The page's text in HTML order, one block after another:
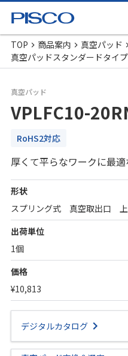
TOP 商品案内
真空パッド
真空パッドスタンダードタイプ
真空パッド
VPLFC10-
RoHS2対応
厚くて平らなワークに最適
形状
スプリング式 真空取出口
出荷単位
1個
価格
¥10,813
デジタルカタログ